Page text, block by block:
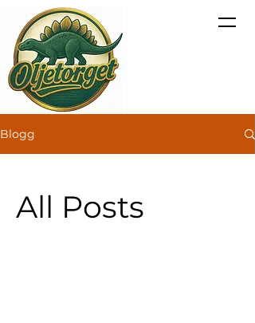
Blogg
All Posts